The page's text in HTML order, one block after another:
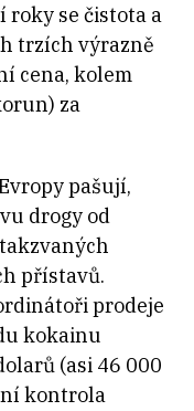
roky se čistota a
trzích výrazně
cena, kolem
za
pašují,
drogy od
přístavů.
prodeje
kokainu
(asi 46 000
kontrola